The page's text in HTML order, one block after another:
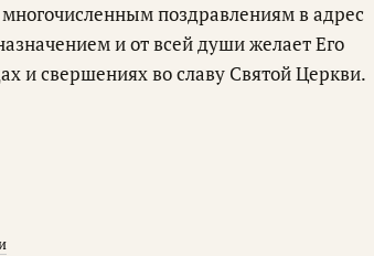
поздравлениям в адрес
и от всей души желает Его
и свершениях во славу Святой Церкви.